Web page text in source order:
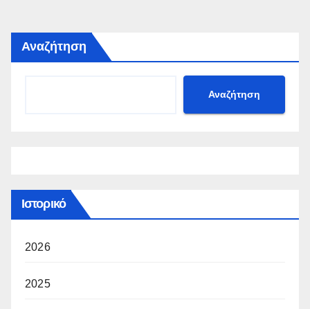
Αναζήτηση
Αναζήτηση
Ιστορικό
2026
2025